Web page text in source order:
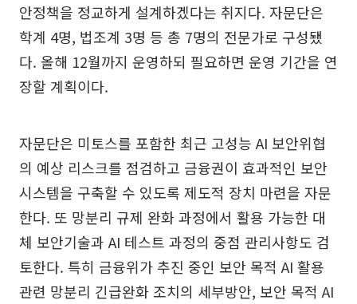
안정책을 정교하게 설계하겠다는 취지다. 자문단은
학계 4명, 법조계 3명 등 총 7명의 전문가로 구성됐
다. 올해 12월까지 운영하되 필요하면 운영 기간을 연
장할 계획이다.
자문단은 미토스를 포함한 최근 고성능 AI 보안위협
의 예상 리스크를 점검하고 금융권이 효과적인 보안
시스템을 구축할 수 있도록 제도적 장치 마련을 자문
한다. 또 망분리 규제 완화 과정에서 활용 가능한 대
체 보안기술과 AI 테스트 과정의 중점 관리사항도 검
토한다. 특히 금융위가 추진 중인 보안 목적 AI 활용
관련 망분리 긴급완화 조치의 세부방안, 보안 목적 AI